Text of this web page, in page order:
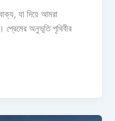
যা দিয়ে আমরা
প্রেমের অনুভূতি পৃথিবীর